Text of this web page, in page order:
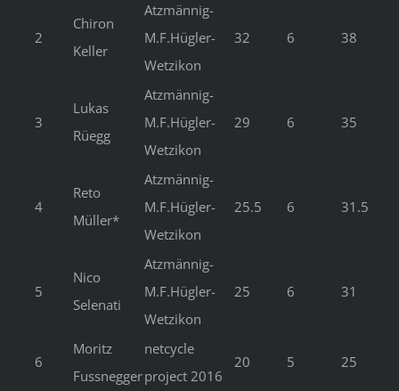
2
Chiron
Keller
Atzmännig-
M.F.Hügler-
Wetzikon
32 6 38
3
Lukas
Rüegg
Atzmännig-
M.F.Hügler-
Wetzikon
29 6 35
4
Reto
Müller*
Atzmännig-
M.F.Hügler-
Wetzikon
25.5 6 31.5
5
Nico
Selenati
Atzmännig-
M.F.Hügler-
Wetzikon
25 6 31
6
Moritz
Fussnegger
netcycle
project 2016
20 5 25